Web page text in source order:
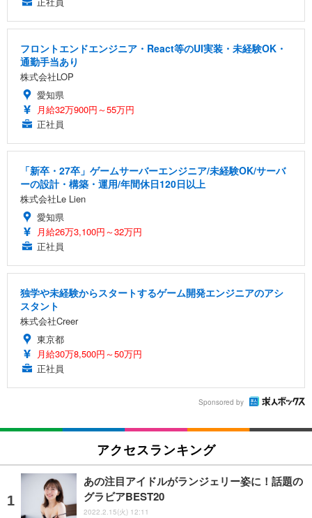
フロントエンドエンジニア・React等のUI実装・未経験OK・
通勤手当あり
株式会社LOP
愛知県
月給32万900円～55万円
正社員
「新卒・27卒」ゲームサーバーエンジニア/未経験OK/サーバ
ーの設計・構築・運用/年間休日120日以上
株式会社Le Lien
愛知県
月給26万3,100円～32万円
正社員
独学や未経験からスタートするゲーム開発エンジニアのアシ
スタント
株式会社Creer
東京都
月給30万8,500円～50万円
正社員
Sponsored by
アクセスランキング
あの注目アイドルがランジェリー姿に！話題の
グラビアBEST20
2022.2.15(火) 12:11